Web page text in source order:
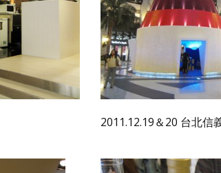
2011.12.19＆20 台北信